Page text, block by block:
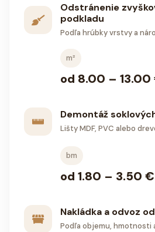
Odstránenie
podkladu
Podľa hrúbky vrstvy a
m²
od 8.00 – 13.00
Demontáž
Lišty MDF, PVC alebo
bm
od 1.80 – 3.50 €
Nakládka a odvoz
Podľa objemu, hmotnosti